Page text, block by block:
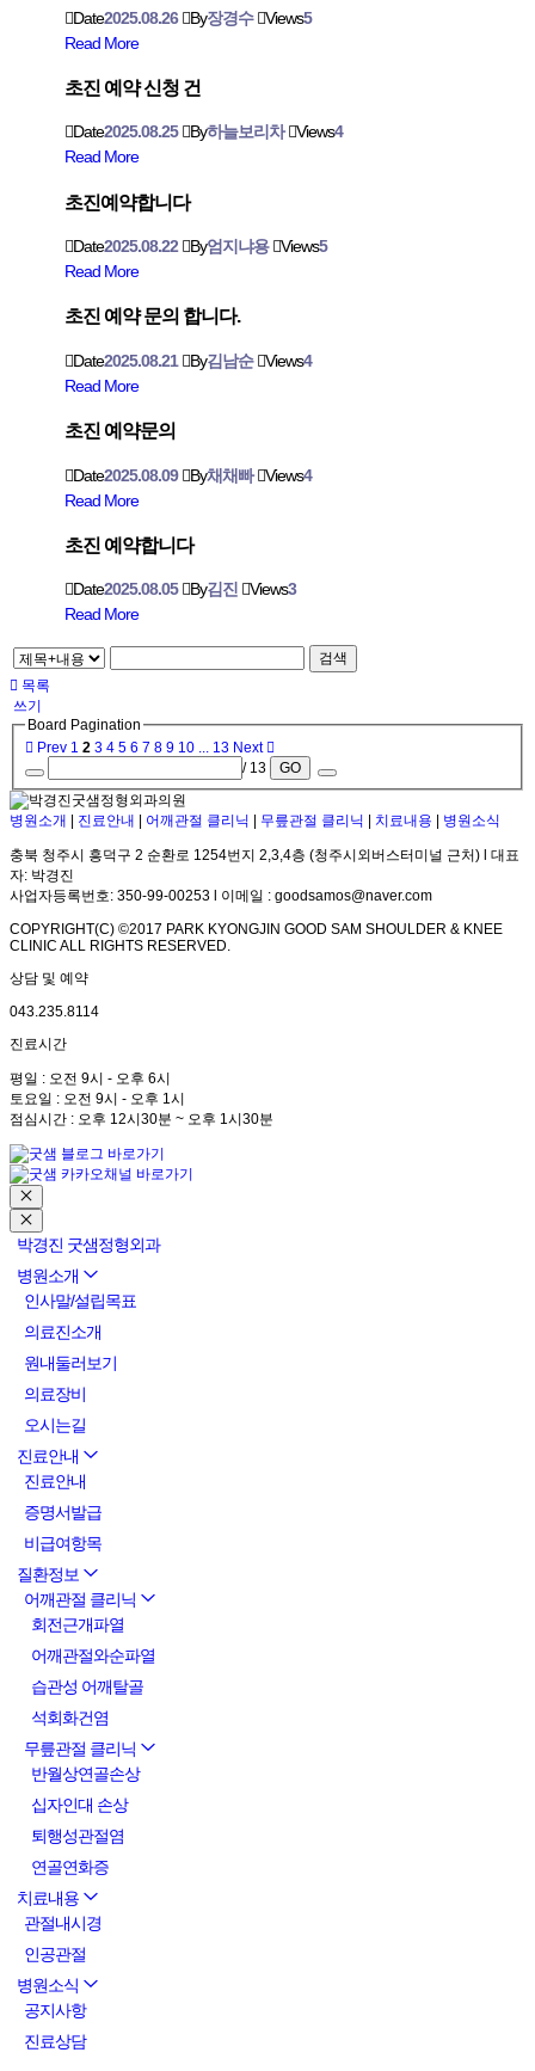
Date2025.08.26 By장경수 Views5
Read More
초진 예약 신청 건
Date2025.08.25 By하늘보리차 Views4
Read More
초진예약합니다
Date2025.08.22 By엄지냐용 Views5
Read More
초진 예약 문의 합니다.
Date2025.08.21 By김남순 Views4
Read More
초진 예약문의
Date2025.08.09 By채채빠 Views4
Read More
초진 예약합니다
Date2025.08.05 By김진 Views3
Read More
검색
목록
쓰기
Board Pagination
Prev 1 2 3 4 5 6 7 8 9 10 13 Next
/ 13
GO
병원소개 진료안내 어깨관절 클리닉 무릎관절 클리닉 치료내용 병원소식
충북 청주시 흥덕구 2 순환로 1254번지 2,3,4층 (청주시외버스터미널 근처) l 대표
자: 박경진
사업자등록번호: 350-99-00253 l 이메일 : goodsamos@naver.com
COPYRIGHT(C) ©2017 PARK KYONGJIN GOOD SAM SHOULDER & KNEE
CLINIC ALL RIGHTS RESERVED.
상담 및 예약
043.235.8114
진료시간
평일 : 오전 9시 - 오후 6시
토요일 : 오전 9시 - 오후 1시
점심시간 : 오후 12시30분 ~ 오후 1시30분
박경진 굿샘정형외과
병원소개
인사말/설립목표
의료진소개
원내둘러보기
의료장비
오시는길
진료안내
진료안내
증명서발급
비급여항목
질환정보
어깨관절 클리닉
회전근개파열
어깨관절와순파열
습관성 어깨탈골
석회화건염
무릎관절 클리닉
반월상연골손상
십자인대 손상
퇴행성관절염
연골연화증
치료내용
관절내시경
인공관절
병원소식
공지사항
진료상담